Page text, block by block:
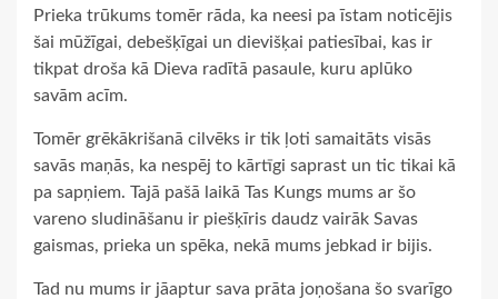
Prieka trūkums tomēr rāda, ka neesi pa īstam noticējis
šai mūžīgai, debešķīgai un dievišķai patiesībai, kas ir
tikpat droša kā Dieva radītā pasaule, kuru aplūko
savām acīm.
Tomēr grēkākrišanā cilvēks ir tik ļoti samaitāts visās
savās maņās, ka nespēj to kārtīgi saprast un tic tikai kā
pa sapņiem. Tajā pašā laikā Tas Kungs mums ar šo
vareno sludināšanu ir piešķīris daudz vairāk Savas
gaismas, prieka un spēka, nekā mums jebkad ir bijis.
Tad nu mums ir jāaptur sava prāta joņošana šo svarīgo